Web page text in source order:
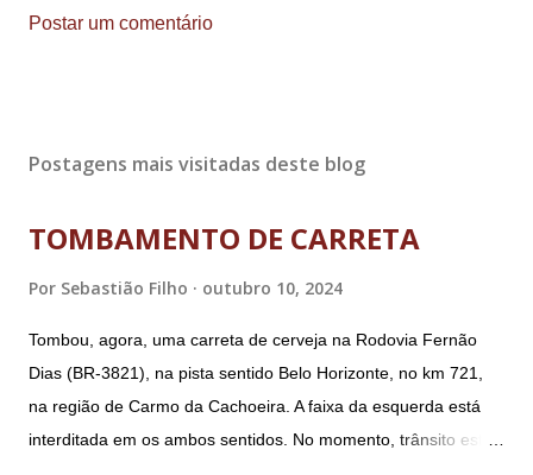
Postar um comentário
Postagens mais visitadas deste blog
TOMBAMENTO DE CARRETA
Por Sebastião Filho outubro 10, 2024
Tombou, agora, uma carreta de cerveja na Rodovia Fernão
Dias (BR-3821), na pista sentido Belo Horizonte, no km 721,
na região de Carmo da Cachoeira. A faixa da esquerda está
interditada em os ambos sentidos. No momento, trânsito está